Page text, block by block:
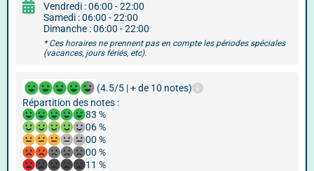
Vendredi : 06:00 - 22:00
Samedi : 06:00 - 22:00
Dimanche : 06:00 - 22:00
* Ces horaires ne prennent pas en compte les périodes spéciales
(vacances, jours fériés, etc).
(4.5/5 | + de 10 notes)
Répartition des notes :
83 %
06 %
00 %
00 %
11 %